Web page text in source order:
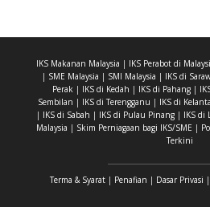
IKS Makanan Malaysia | IKS Perabot di
| SME Malaysia | SMI Malaysia | IKS di
Perak | IKS di Kedah | IKS di Pahang |
Sembilan | IKS di Terengganu | IKS di
| IKS di Sabah | IKS di Pulau Pinang| IKS di
Malaysia | Skim Perniagaan bagi IKS/SME |
Terkini
Terma & Syarat | Penafian | Dasar Privasi |